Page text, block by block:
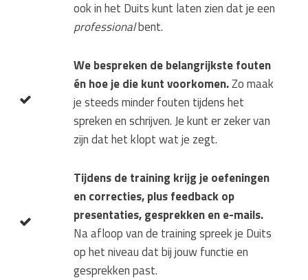
ook in het Duits kunt laten zien dat je een
professionalbent.
We bespreken de belangrijkste fouten
én hoe je die kunt voorkomen.Zo maak
je steeds minder fouten tijdens het
spreken en schrijven. Je kunt er zeker van
zijn dat het klopt wat je zegt.
Tijdens de training krijg je oefeningen
en correcties, plus feedback op
presentaties, gesprekken en e-mails.
Na afloop van de training spreek je Duits
op het niveau dat bij jouw functie en
gesprekken past.